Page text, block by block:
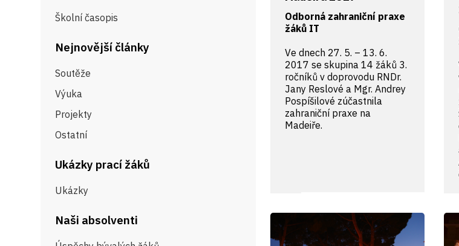
Odborná zahraniční praxe
žáků IT
Ve dnech 27. 5. – 13. 6.
2017 se skupina 14 žáků 3.
ročníků v doprovodu RNDr.
Jany Reslové a Mgr. Andrey
Pospíšilové zúčastnila
zahraniční praxe na
Madeiře.
Školní časopis
Nejnovější články
Soutěže
Výuka
Projekty
Ostatní
Ukázky prací žáků
Ukázky
Naši absolventi